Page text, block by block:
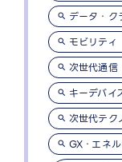
データ・ク
モビリティ
次世代通信
キーデバイ
次世代テク
GX・エネ